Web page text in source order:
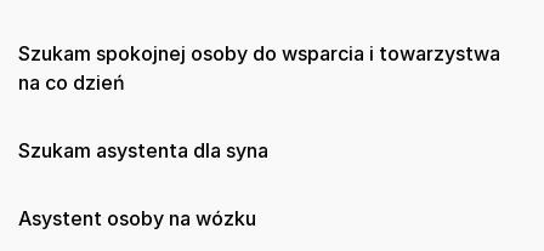
Szukam spokojnej osoby do wsparcia i towarzystwa
na co dzień
Szukam asystenta dla syna
Asystent osoby na wózku